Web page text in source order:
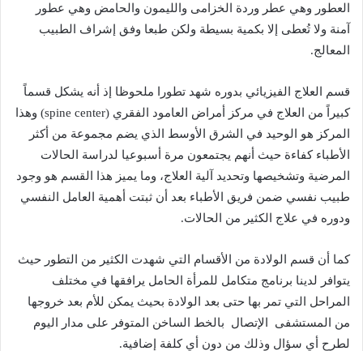
العطور وهي عطر وردة الخزامى والليمون والحامض وهي عطور
آمنة ولا تُعطى إلا بكمية بسيطة ولكن طبعا وفق إشراف
الطبيب
المعالج.
قسم العلاج الفيزيائي بدوره شهد تطورا ملحوظا إذ أنه يشكل قسماً
كبيراً
من العلاج في مركز أمراض العامود الفقري (spine center)
وهذا
المركز هو الوحيد في الشرق الأوسط الذي يضم مجموعة من أكثر
الأطباء كفاءة حيث أنهم يجتمعون مرة أسبوعيا لدراسة
الحالات
المرضية وتشخيصها وتحديد آلية العلاج، وما يميز هذا القسم هو وجود
طبيب نفسي ضمن فريق الأطباء بعد أن ثبتت أهمية العامل
النفسي
ودوره في علاج الكثير من الحالات.
كما أن قسم الولادة من الأقسام التي شهدت الكثير من التطور حيث
يتوافر لدينا برنامج متكامل للمرأة الحامل يرافقها في مختلف
المراحل
التي تمر بها حتى بعد الولادة بحيث يمكن للأم بعد خروجها
من
المستشفى الإتصال بالخط الساخن المتوفر على مدار
اليوم
لطرح
أي سؤال وذلك من دون أي كلفة إضافية.